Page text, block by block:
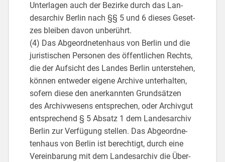
Un­ter­la­gen auch der Be­zir­ke durch das Lan­
des­ar­chiv Ber­lin nach §§ 5 und 6 die­ses Ge­set­
zes blei­ben davon un­be­rührt.
(4) Das Ab­ge­ord­ne­ten­haus von Ber­lin und die
ju­ris­ti­schen Per­so­nen des öf­fent­li­chen Rechts,
die der Auf­sicht des Lan­des Ber­lin un­ter­ste­hen,
kön­nen ent­we­der ei­ge­ne Ar­chi­ve un­ter­hal­ten,
so­fern diese den an­er­kann­ten Grund­sät­zen
des Ar­chiv­we­sens ent­spre­chen, oder Ar­chiv­gut
ent­spre­chend § 5 Ab­satz 1 dem Lan­des­ar­chiv
Ber­lin zur Ver­fü­gung stel­len. Das Ab­ge­ord­ne­
ten­haus von Ber­lin ist be­rech­tigt, durch eine
Ver­ein­ba­rung mit dem Lan­des­ar­chiv die Über­